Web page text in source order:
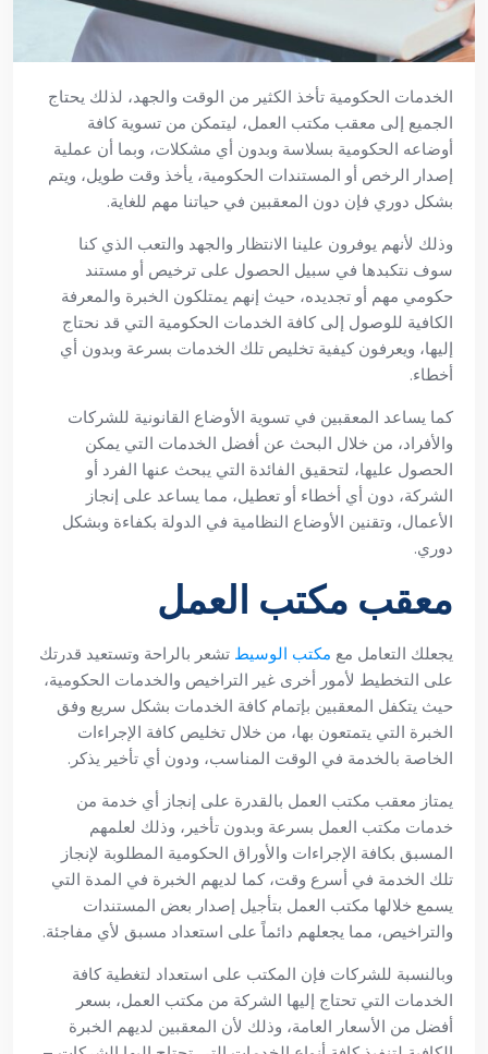
الخدمات الحكومية تأخذ الكثير من الوقت والجهد، لذلك يحتاج
الجميع إلى معقب مكتب العمل، ليتمكن من تسوية كافة
أوضاعه الحكومية بسلاسة وبدون أي مشكلات، وبما أن عملية
إصدار الرخص أو المستندات الحكومية، يأخذ وقت طويل، ويتم
بشكل دوري فإن دون المعقبين في حياتنا مهم للغاية.
وذلك لأنهم يوفرون علينا الانتظار والجهد والتعب الذي كنا
سوف نتكبدها في سبيل الحصول على ترخيص أو مستند
حكومي مهم أو تجديده، حيث إنهم يمتلكون الخبرة والمعرفة
الكافية للوصول إلى كافة الخدمات الحكومية التي قد نحتاج
إليها، ويعرفون كيفية تخليص تلك الخدمات بسرعة وبدون أي
أخطاء.
كما يساعد المعقبين في تسوية الأوضاع القانونية للشركات
والأفراد، من خلال البحث عن أفضل الخدمات التي يمكن
الحصول عليها، لتحقيق الفائدة التي يبحث عنها الفرد أو
الشركة، دون أي أخطاء أو تعطيل، مما يساعد على إنجاز
الأعمال، وتقنين الأوضاع النظامية في الدولة بكفاءة وبشكل
دوري.
معقب مكتب العمل
يجعلك التعامل مع مكتب الوسيط تشعر بالراحة وتستعيد قدرتك
على التخطيط لأمور أخرى غير التراخيص والخدمات الحكومية،
حيث يتكفل المعقبين بإتمام كافة الخدمات بشكل سريع وفق
الخبرة التي يتمتعون بها، من خلال تخليص كافة الإجراءات
الخاصة بالخدمة في الوقت المناسب، ودون أي تأخير يذكر.
يمتاز معقب مكتب العمل بالقدرة على إنجاز أي خدمة من
خدمات مكتب العمل بسرعة وبدون تأخير، وذلك لعلمهم
المسبق بكافة الإجراءات والأوراق الحكومية المطلوبة لإنجاز
تلك الخدمة في أسرع وقت، كما لديهم الخبرة في المدة التي
يسمع خلالها مكتب العمل بتأجيل إصدار بعض المستندات
والتراخيص، مما يجعلهم دائماً على استعداد مسبق لأي مفاجئة.
وبالنسبة للشركات فإن المكتب على استعداد لتغطية كافة
الخدمات التي تحتاج إليها الشركة من مكتب العمل، بسعر
أفضل من الأسعار العامة، وذلك لأن المعقبين لديهم الخبرة